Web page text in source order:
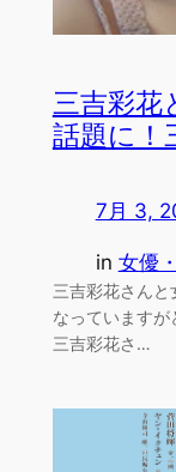
三吉彩花
話題に！
7月 3,
in 女優
三吉彩花さんと
なっていますが
三吉彩花さ…